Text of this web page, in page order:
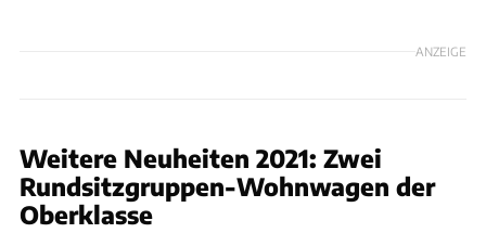
ANZEIGE
Weitere Neuheiten 2021: Zwei
Rundsitzgruppen-Wohnwagen der
Oberklasse